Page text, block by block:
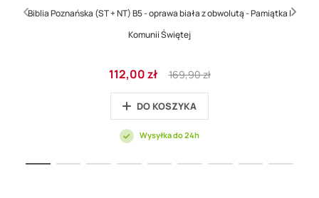
Biblia Poznańska (ST + NT) B5 - oprawa biała z obwolutą - Pamiątka I
Komunii Świętej
Cena
promocyjna
112,00 zł
Regular
Price
169,90 zł
DO KOSZYKA
Wysyłka do 24h